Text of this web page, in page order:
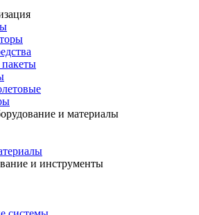
и материалы
и инструменты